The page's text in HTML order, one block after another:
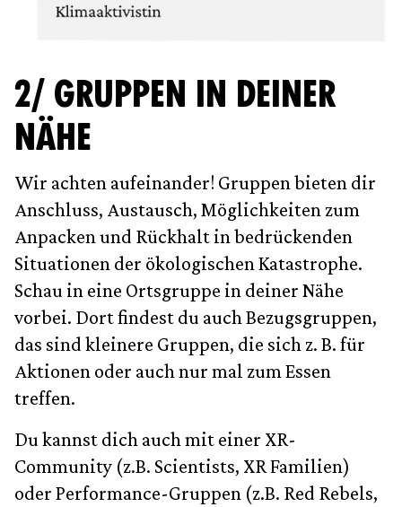
2/ GRUPPEN IN DEINER
NÄHE
Wir achten aufeinander! Gruppen bieten dir
Anschluss, Austausch, Möglichkeiten zum
Anpacken und Rückhalt in bedrückenden
Situationen der ökologischen Katastrophe.
Schau in eine Ortsgruppe in deiner Nähe
vorbei. Dort findest du auch Bezugsgruppen,
das sind kleinere Gruppen, die sich z. B. für
Aktionen oder auch nur mal zum Essen
treffen.
Du kannst dich auch mit einer XR-
Community (z.B. Scientists, XR Familien)
oder Performance-Gruppen (z.B. Red Rebels,